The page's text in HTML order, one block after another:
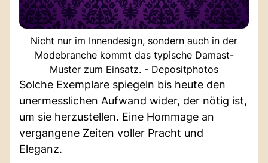
Nicht nur im Innendesign, sondern auch in der
Modebranche kommt das typische Damast-
Muster zum Einsatz. - Depositphotos
Solche Exemplare spiegeln bis heute den
unermesslichen Aufwand wider, der nötig ist,
um sie herzustellen. Eine Hommage an
vergangene Zeiten voller Pracht und
Eleganz.